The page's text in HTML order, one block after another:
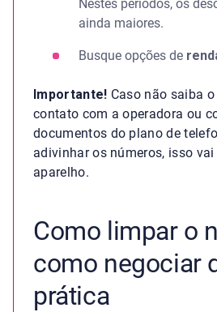
Nestes períodos, os
ainda maiores.
Busque opções de
Importante! Caso não saiba o
contato com a operadora ou
documentos do plano de
adivinhar os números, isso
aparelho.
Como limpar o
como negociar
prática